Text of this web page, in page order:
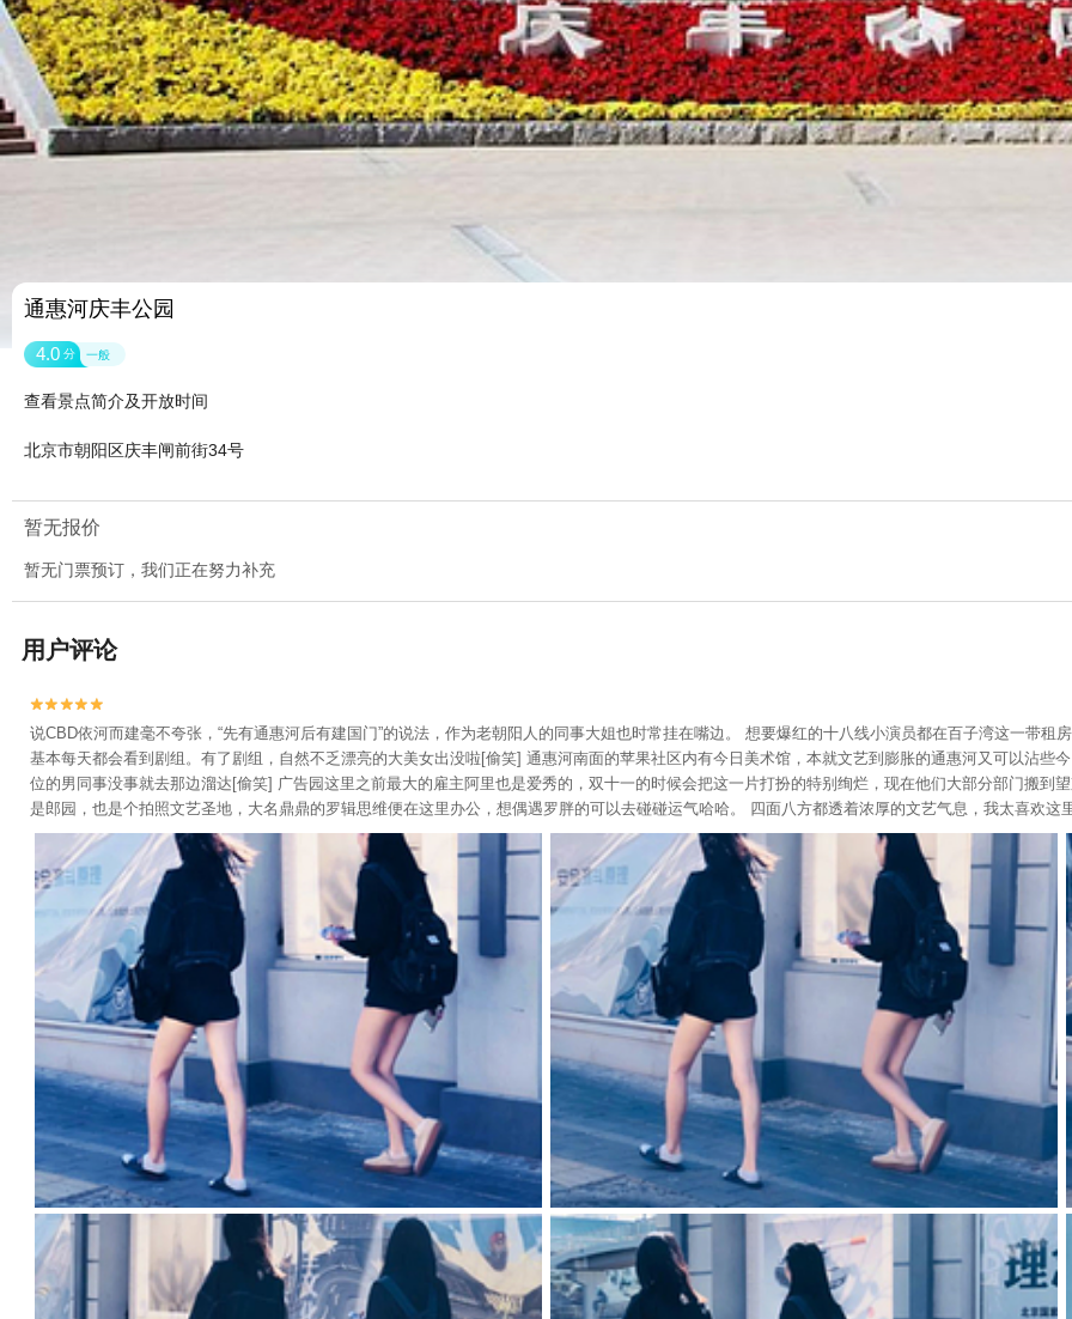
通惠河庆丰公园
4.0 分 一般
查看景点简介及开放时间
北京市朝阳区庆丰闸前街34号
暂无报价
暂无门票预订，我们正在努力补充
用户评论


说CBD依河而建毫不夸张，“先有通惠河后有建国门”的说法，作为老朝阳人的同事大姐也时常挂在嘴边。 想要爆红的十八线小演员都在百子湾这一带
基本每天都会看到剧组。有了剧组，自然不乏漂亮的大美女出没啦[偷笑] 通惠河南面的苹果社区内有今日美术馆，本就文艺到膨胀的通惠河又可以沾些
位的男同事没事就去那边溜达[偷笑] 广告园这里之前最大的雇主阿里也是爱秀的，双十一的时候会把这一片打扮的特别绚烂，现在他们大部分部门搬到
是郎园，也是个拍照文艺圣地，大名鼎鼎的罗辑思维便在这里办公，想偶遇罗胖的可以去碰碰运气哈哈。 四面八方都透着浓厚的文艺气息，我太喜欢这